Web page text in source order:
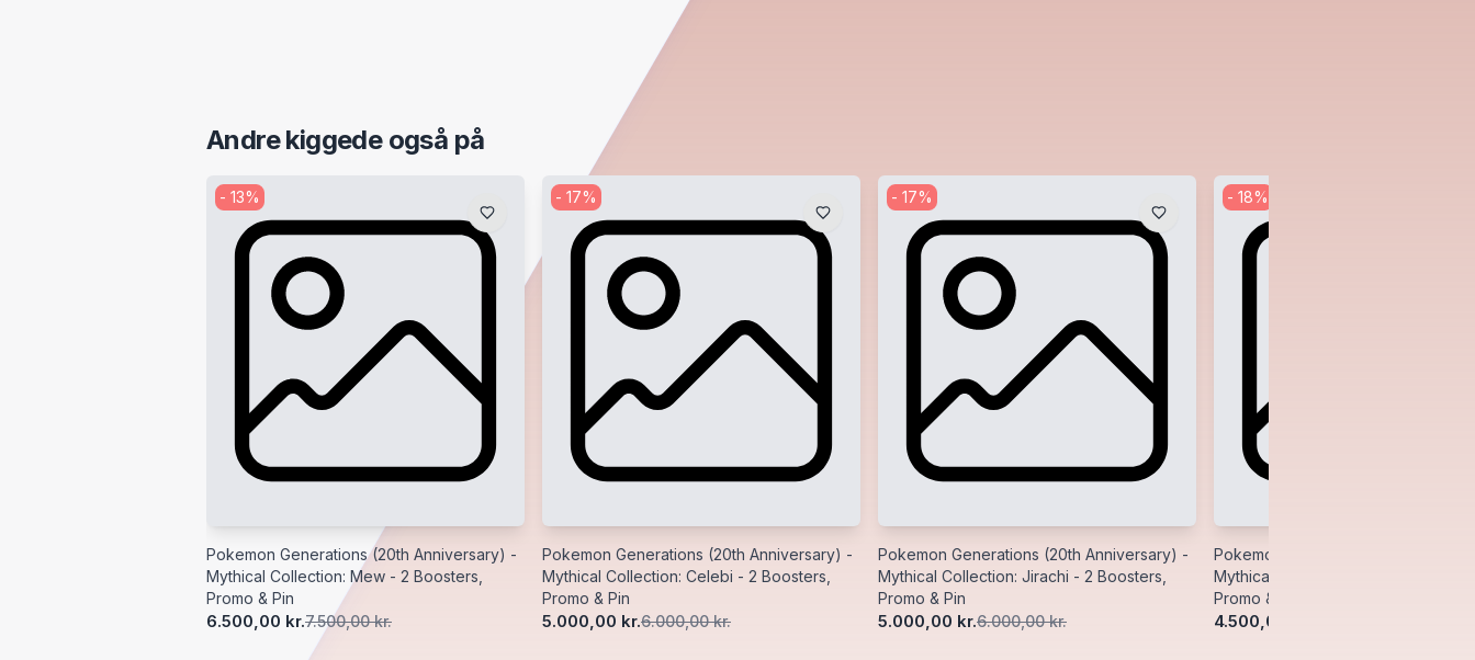
Andre kiggede også på
- 13%
Pokemon Generations (20th Anniversary) -
Mythical Collection: Mew - 2 Boosters,
Promo & Pin
6.500,00 kr.7.500,00 kr.
- 17%
Pokemon Generations (20th Anniversary) -
Mythical Collection: Celebi - 2 Boosters,
Promo & Pin
5.000,00 kr.6.000,00 kr.
- 17%
Pokemon Generations (20th Anniversary) -
Mythical Collection: Jirachi - 2 Boosters,
Promo & Pin
5.000,00 kr.6.000,00 kr.
- 18%
Pokemon Generations (20th
Mythical Collection: Manaphy - 2
Promo & Pin
4.500,00 kr.